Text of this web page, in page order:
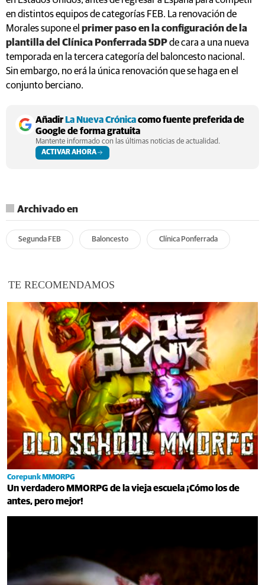
en distintos equipos de categorías FEB. La renovación de
Morales supone el primer paso en la configuración de la
plantilla del Clínica Ponferrada SDPde cara a una nueva
temporada en la tercera categoría del baloncesto nacional.
Sin embargo, no erá la única renovación que se haga en el
conjunto berciano.
AñadirLa Nueva Crónicacomo fuente preferida de
Google de forma gratuita
Mantente informado con las últimas noticias de actualidad.
ACTIVAR AHORA
Archivado en
Segunda FEB Baloncesto Clínica Ponferrada
TE RECOMENDAMOS
Corepunk MMORPG
Un verdadero MMORPG de la vieja escuela ¡Cómo los de
antes, pero mejor!